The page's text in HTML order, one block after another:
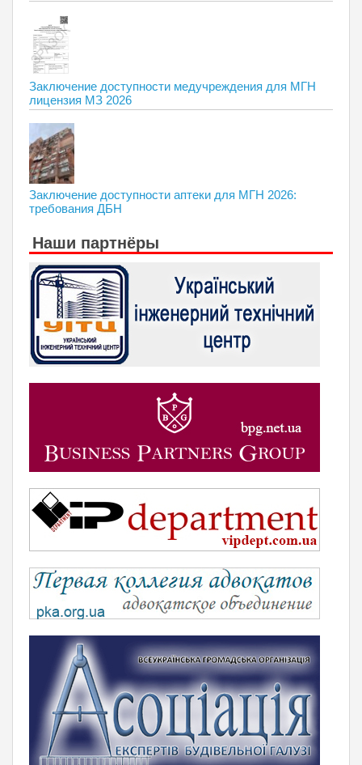
Заключение доступности медучреждения для МГН
лицензия МЗ 2026
Заключение доступности аптеки для МГН 2026:
требования ДБН
Наши партнёры